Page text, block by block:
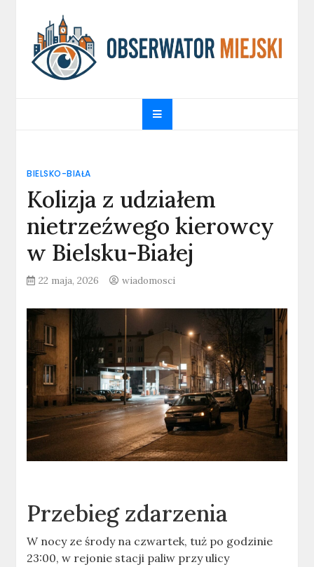
content
obserwatormiejski.pl
BIELSKO-BIAŁA
Kolizja z udziałem
nietrzeźwego kierowcy
w Bielsku-Białej
22 maja, 2026 wiadomosci
Przebieg zdarzenia
W nocy ze środy na czwartek, tuż po godzinie
23:00, w rejonie stacji paliw przy ulicy